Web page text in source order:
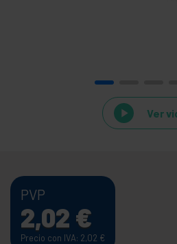
Ver
PVP
2,02 €
Precio con IVA: 2,02 €